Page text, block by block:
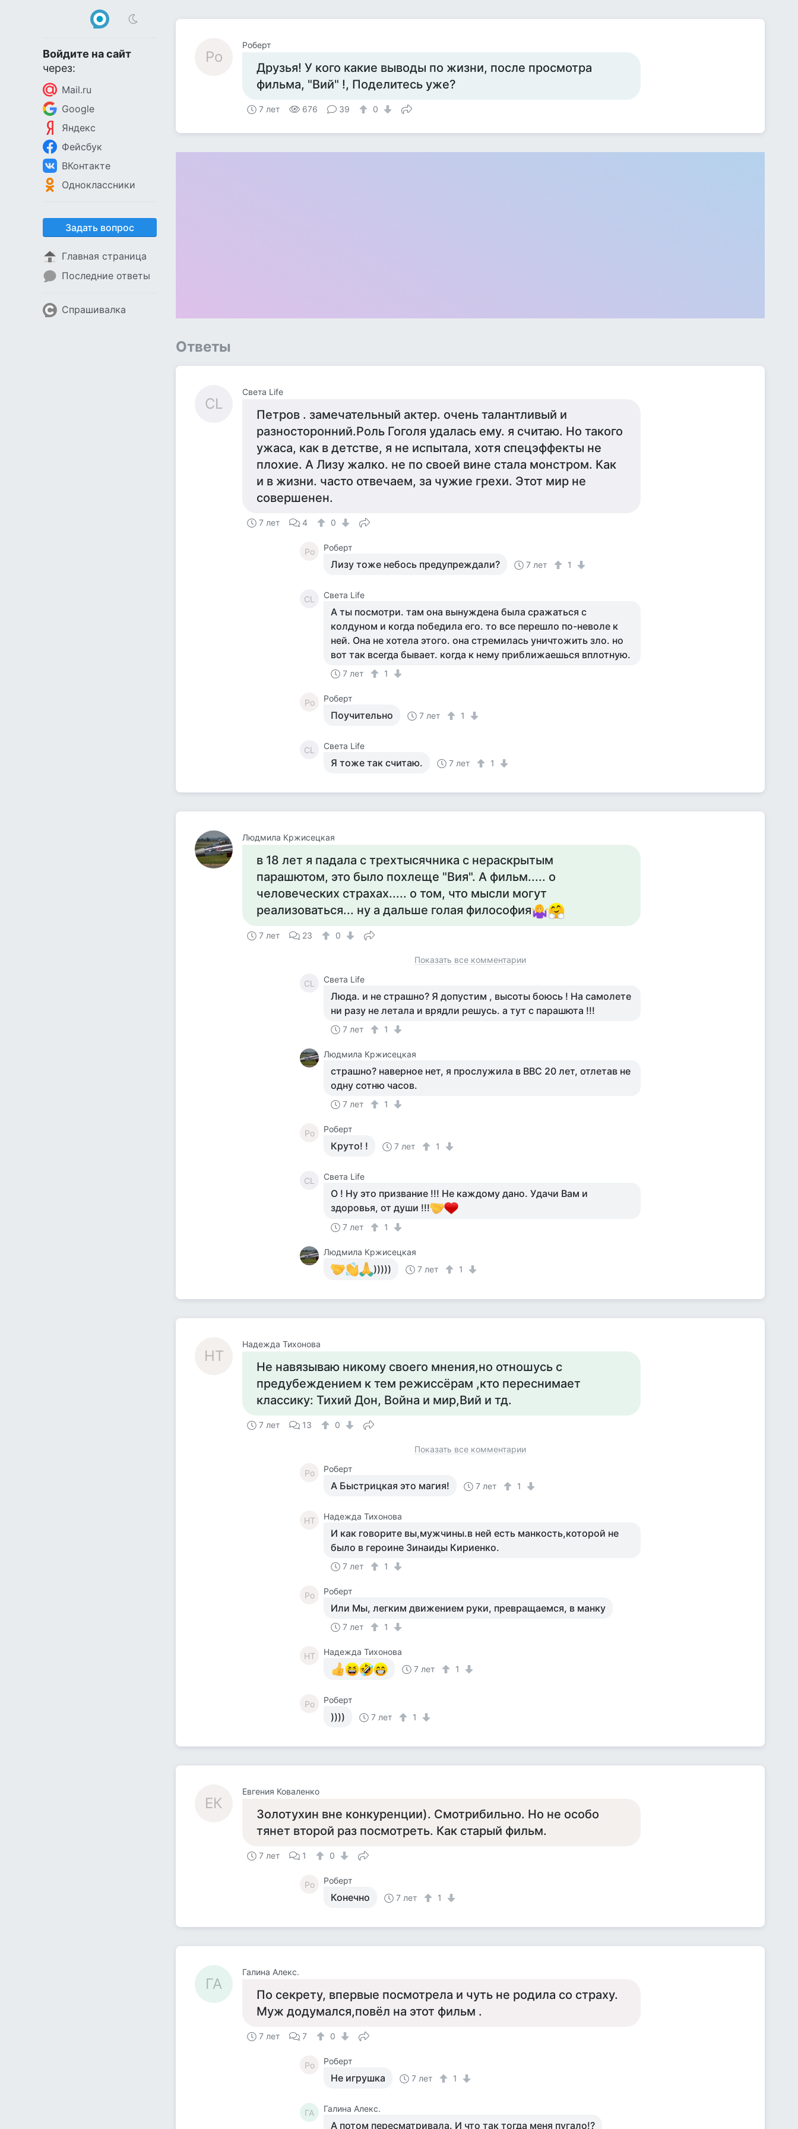
Войдите на сайт
через:
Mail.ru
Google
Яндекс
Фейсбук
ВКонтакте
Одноклассники
Задать вопрос
Главная страница
Последние ответы
Спрашивалка
Ро
Роберт
Друзья! У кого какие выводы по жизни, после просмотра
фильма, "Вий" !, Поделитесь уже?
7 лет 676 39 0
Ответы
СL
Света Life
Петров . замечательный актер. очень талантливый и
разносторонний.Роль Гоголя удалась ему. я считаю. Но такого
ужаса, как в детстве, я не испытала, хотя спецэффекты не
плохие. А Лизу жалко. не по своей вине стала монстром. Как
и в жизни. часто отвечаем, за чужие грехи. Этот мир не
совершенен.
7 лет 4 0
Ро Роберт
Лизу тоже небось предупреждали? 7 лет 1
СL Света Life
А ты посмотри. там она вынуждена была сражаться с
колдуном и когда победила его. то все перешло по-неволе к
ней. Она не хотела этого. она стремилась уничтожить зло. но
вот так всегда бывает. когда к нему приближаешься вплотную.
7 лет 1
Ро Роберт
Поучительно 7 лет 1
СL Света Life
Я тоже так считаю. 7 лет 1
Людмила Кржисецкая
в 18 лет я падала с трехтысячника с нераскрытым
парашютом, это было похлеще "Вия". А фильм..... о
человеческих страхах..... о том, что мысли могут
реализоваться... ну а дальше голая философия
7 лет 23 0
Показать все комментарии
СL Света Life
Люда. и не страшно? Я допустим , высоты боюсь ! На самолете
ни разу не летала и врядли решусь. а тут с парашюта !!!
7 лет 1
Людмила Кржисецкая
страшно? наверное нет, я прослужила в ВВС 20 лет, отлетав не
одну сотню часов.
7 лет 1
Ро Роберт
Круто! ! 7 лет 1
СL Света Life
О ! Ну это призвание !!! Не каждому дано. Удачи Вам и
здоровья, от души !!!
7 лет 1
Людмила Кржисецкая
))))) 7 лет 1
НТ
Надежда Тихонова
Не навязываю никому своего мнения,но отношусь с
предубеждением к тем режиссёрам ,кто переснимает
классику: Тихий Дон, Война и мир,Вий и тд.
7 лет 13 0
Показать все комментарии
Ро Роберт
А Быстрицкая это магия! 7 лет 1
НТ Надежда Тихонова
И как говорите вы,мужчины.в ней есть манкость,которой не
было в героине Зинаиды Кириенко.
7 лет 1
Ро Роберт
Или Мы, легким движением руки, превращаемся, в манку
7 лет 1
НТ
Надежда Тихонова
7 лет
1
Ро Роберт
)))) 7 лет 1
ЕК
Евгения Коваленко
Золотухин вне конкуренции). Смотрибильно. Но не особо
тянет второй раз посмотреть. Как старый фильм.
7 лет 1 0
Ро Роберт
Конечно 7 лет 1
ГА
Галина Алекс.
По секрету, впервые посмотрела и чуть не родила со страху.
Муж додумался,повёл на этот фильм .
7 лет 7 0
Ро Роберт
Не игрушка 7 лет 1
ГА Галина Алекс.
А потом пересматривала. И что так тогда меня пугало!?